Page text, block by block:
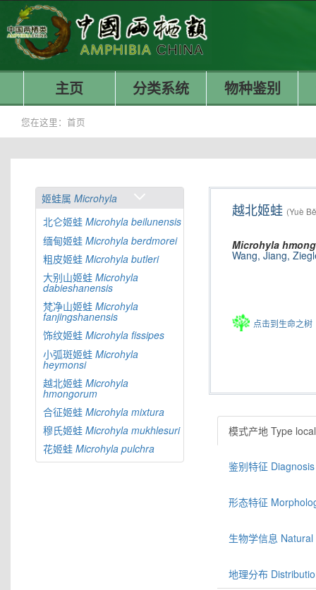
主页 分类系统 物种鉴别
您在这里： 首页
姬蛙属 Microhyla
北仑姬蛙 Microhyla beilunensis
缅甸姬蛙 Microhyla berdmorei
粗皮姬蛙 Microhyla butleri
大别山姬蛙 Microhyla
dabieshanensis
梵净山姬蛙 Microhyla
fanjingshanensis
饰纹姬蛙 Microhyla fissipes
小弧斑姬蛙 Microhyla
heymonsi
越北姬蛙 Microhyla
hmongorum
合征姬蛙 Microhyla mixtura
穆氏姬蛙 Microhyla mukhlesuri
花姬蛙 Microhyla pulchra
越北姬蛙 (Yuè
Microhyla
Wang, Jiang,
点击到生命之树
模式产地 Type
鉴别特征 Diagnosis
形态特征
生物学信息
地理分布